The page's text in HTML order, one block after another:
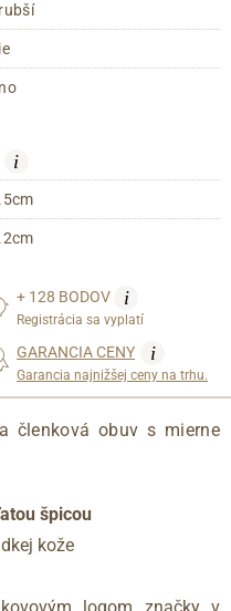
i
+ 128 BODOV i
Registrácia sa vyplatí
GARANCIA CENY i
Garancia najnižšej ceny na trhu.
členková obuv s mierne
špicou
kože